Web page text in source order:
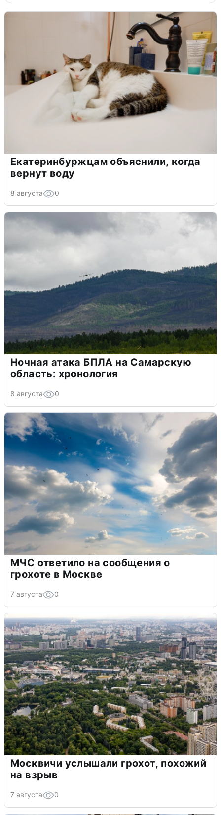
Екатеринбуржцам объяснили, когда
вернут воду
8 августа 0
Ночная атака БПЛА на Самарскую
область: хронология
8 августа 0
МЧС ответило на сообщения о
грохоте в Москве
7 августа 0
Москвичи услышали грохот, похожий
на взрыв
7 августа 0